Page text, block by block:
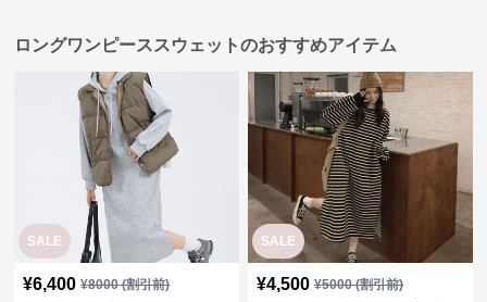
ロングワンピーススウェットのおすすめアイテム
SALE
¥6,400 ¥8000(割引前)
SALE
¥4,500 ¥5000(割引前)